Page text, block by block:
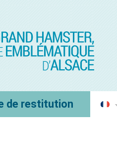
de restitution